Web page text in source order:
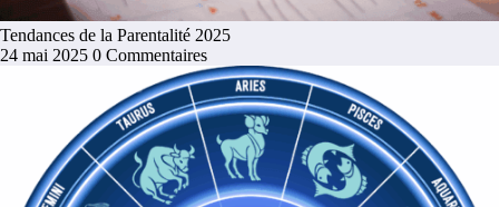
Tendances de la Parentalité 2025
24 mai 2025 0 Commentaires